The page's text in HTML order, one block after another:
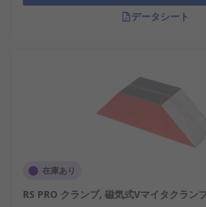
データシート
在庫あり
RS PRO クランプ, 磁気式Vマイタクラン